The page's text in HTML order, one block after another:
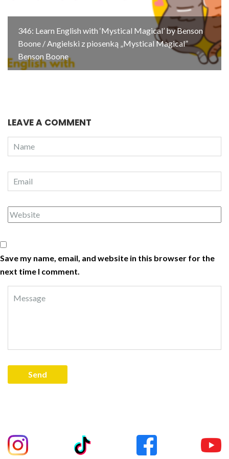
346: Learn English with ‘Mystical Magical’ by Benson
Boone / Angielski z piosenką „Mystical Magical”
Benson Boone
LEAVE A COMMENT
Save my name, email, and website in this browser for the
next time I comment.